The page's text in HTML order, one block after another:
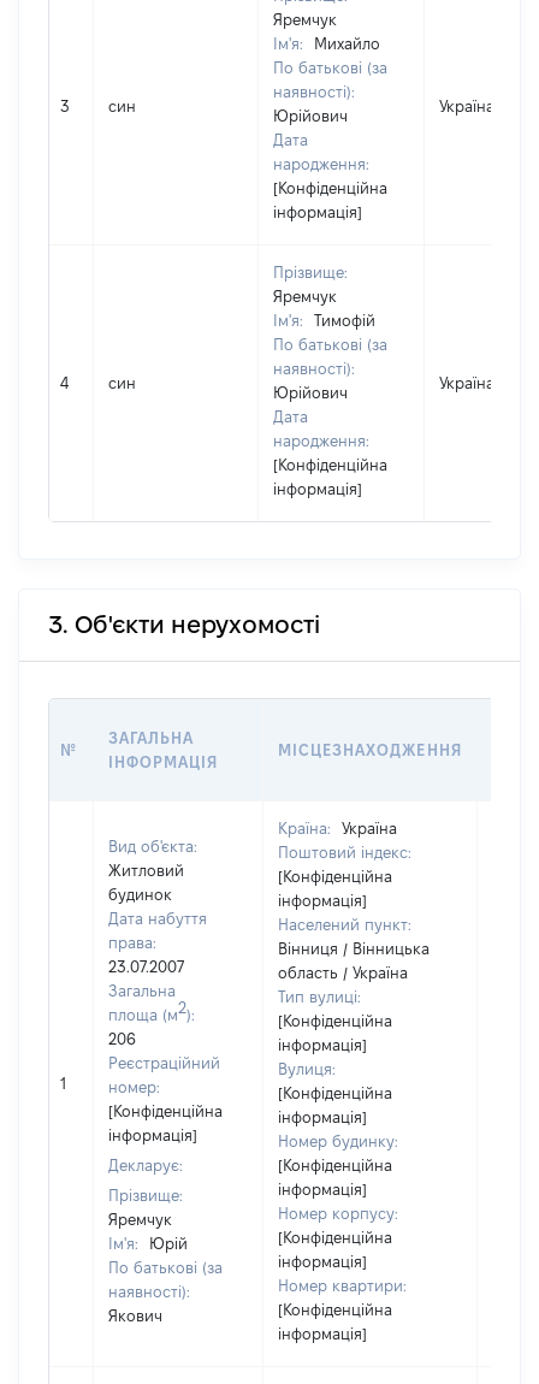
3 син
Яремчук
Ім'я:
Михайло
По батькові (за
наявності):
Юрійович
Дата
народження:
[Конфіденційна
інформація]
Україна
4 син
Прізвище:
Яремчук
Ім'я:
Тимофій
По батькові (за
наявності):
Юрійович
Дата
народження:
[Конфіденційна
інформація]
Україна
3. Об'єкти нерухомості
№
ЗАГАЛЬНА
ІНФОРМАЦІЯ
МІСЦЕЗНАХОДЖЕННЯ
1
Вид об'єкта:
Житловий
будинок
Дата набуття
права:
23.07.2007
Загальна
площа (м2):
206
Реєстраційний
номер:
[Конфіденційна
інформація]
Декларує:
Прізвище:
Яремчук
Ім'я:
Юрій
По батькові (за
наявності):
Якович
Країна:
Україна
Поштовий індекс:
[Конфіденційна
інформація]
Населений пункт:
Вінниця / Вінницька
область / Україна
Тип вулиці:
[Конфіденційна
інформація]
Вулиця:
[Конфіденційна
інформація]
Номер будинку:
[Конфіденційна
інформація]
Номер корпусу:
[Конфіденційна
інформація]
Номер квартири:
[Конфіденційна
інформація]